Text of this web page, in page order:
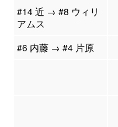
#14 近 → #8 ウィリ
アムス
#6 内藤 → #4 片原